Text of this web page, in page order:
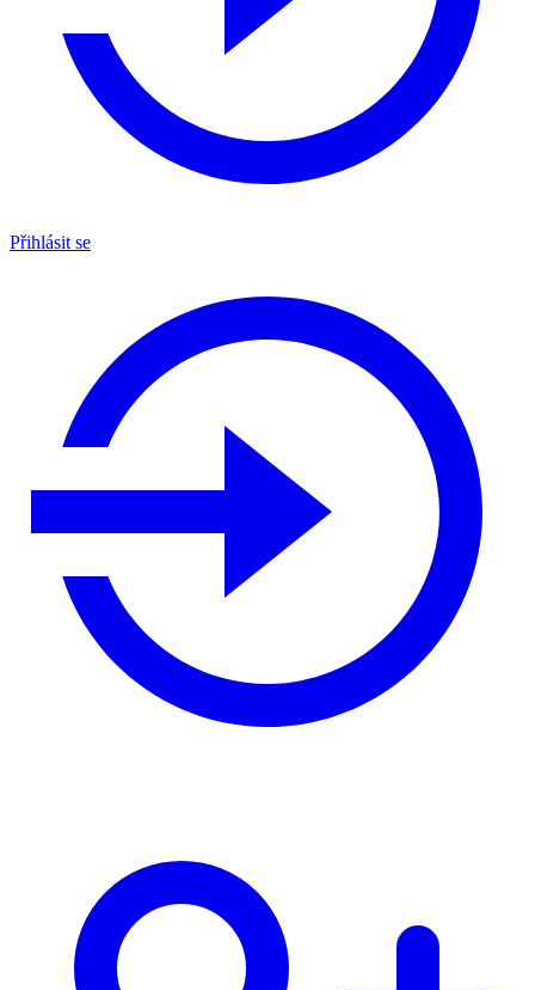
Přihlásit se